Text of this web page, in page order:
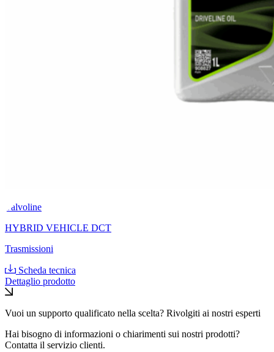
Valvoline
HYBRID VEHICLE DCT
Trasmissioni
Scheda tecnica
Dettaglio prodotto
Vuoi un supporto qualificato nella scelta? Rivolgiti ai nostri esperti
Hai bisogno di informazioni o chiarimenti sui nostri prodotti?
Contatta il servizio clienti.